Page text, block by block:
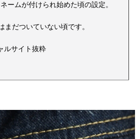
ームが付けられ始めた頃の設定。
まだついていない頃です。
ルサイト抜粋